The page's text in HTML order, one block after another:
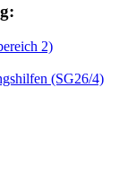
2)
(SG26/4)